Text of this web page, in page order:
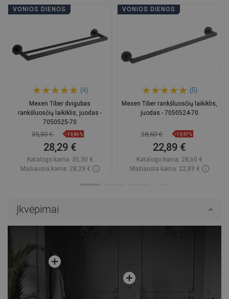
VONIOS DIENOS
(4)
Mexen Tiber dvigubas
rankšluosčių laikiklis, juodas -
7050525-70
35,30 € −19,86%
28,29 €
Katalogo kaina: 35,30 €
Mažiausia kaina: 28,29 €
VONIOS DIENOS
(5)
Mexen Tiber rankšluosčių laikiklis,
juodas - 7050524-70
28,60 € −19,97%
22,89 €
Katalogo kaina: 28,60 €
Mažiausia kaina: 22,89 €
Įkvėpimai